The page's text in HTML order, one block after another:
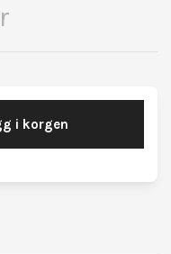
i korgen